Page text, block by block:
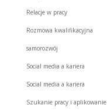
Relacje w pracy
Rozmowa kwalifikacyjna
samorozwój
Social media a kariera
Social media a kariera
Szukanie pracy i aplikowanie